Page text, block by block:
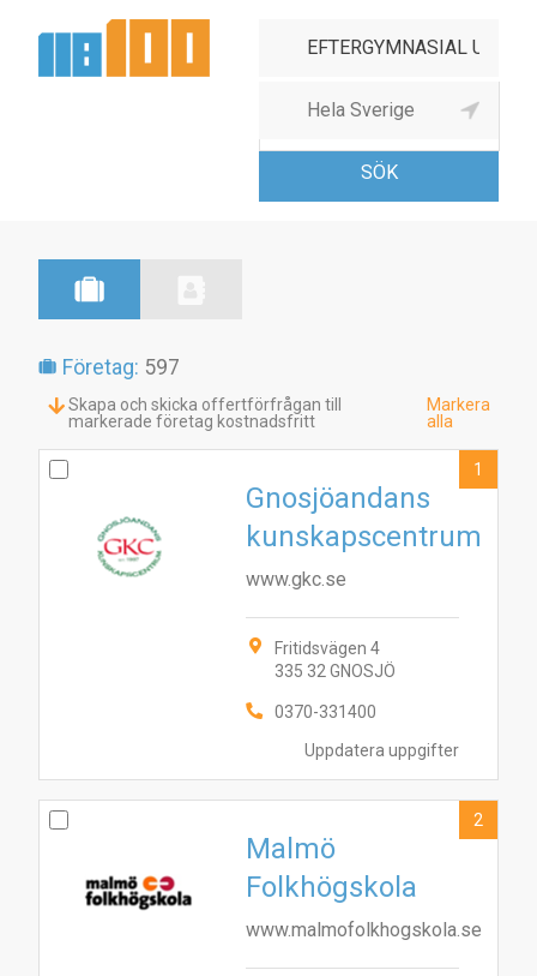
Eftergymnasial
Företag: 597
Skapa och skicka offertförfrågan till
markerade företag kostnadsfritt
Markera
alla
Uppdatera uppgifter
Gnosjöandans
kunskapscentrum
www.gkc.se
Fritidsvägen 4
335 32 GNOSJÖ
0370-331400
1
Malmö
Folkhögskola
www.malmofolkhogskola.se
2